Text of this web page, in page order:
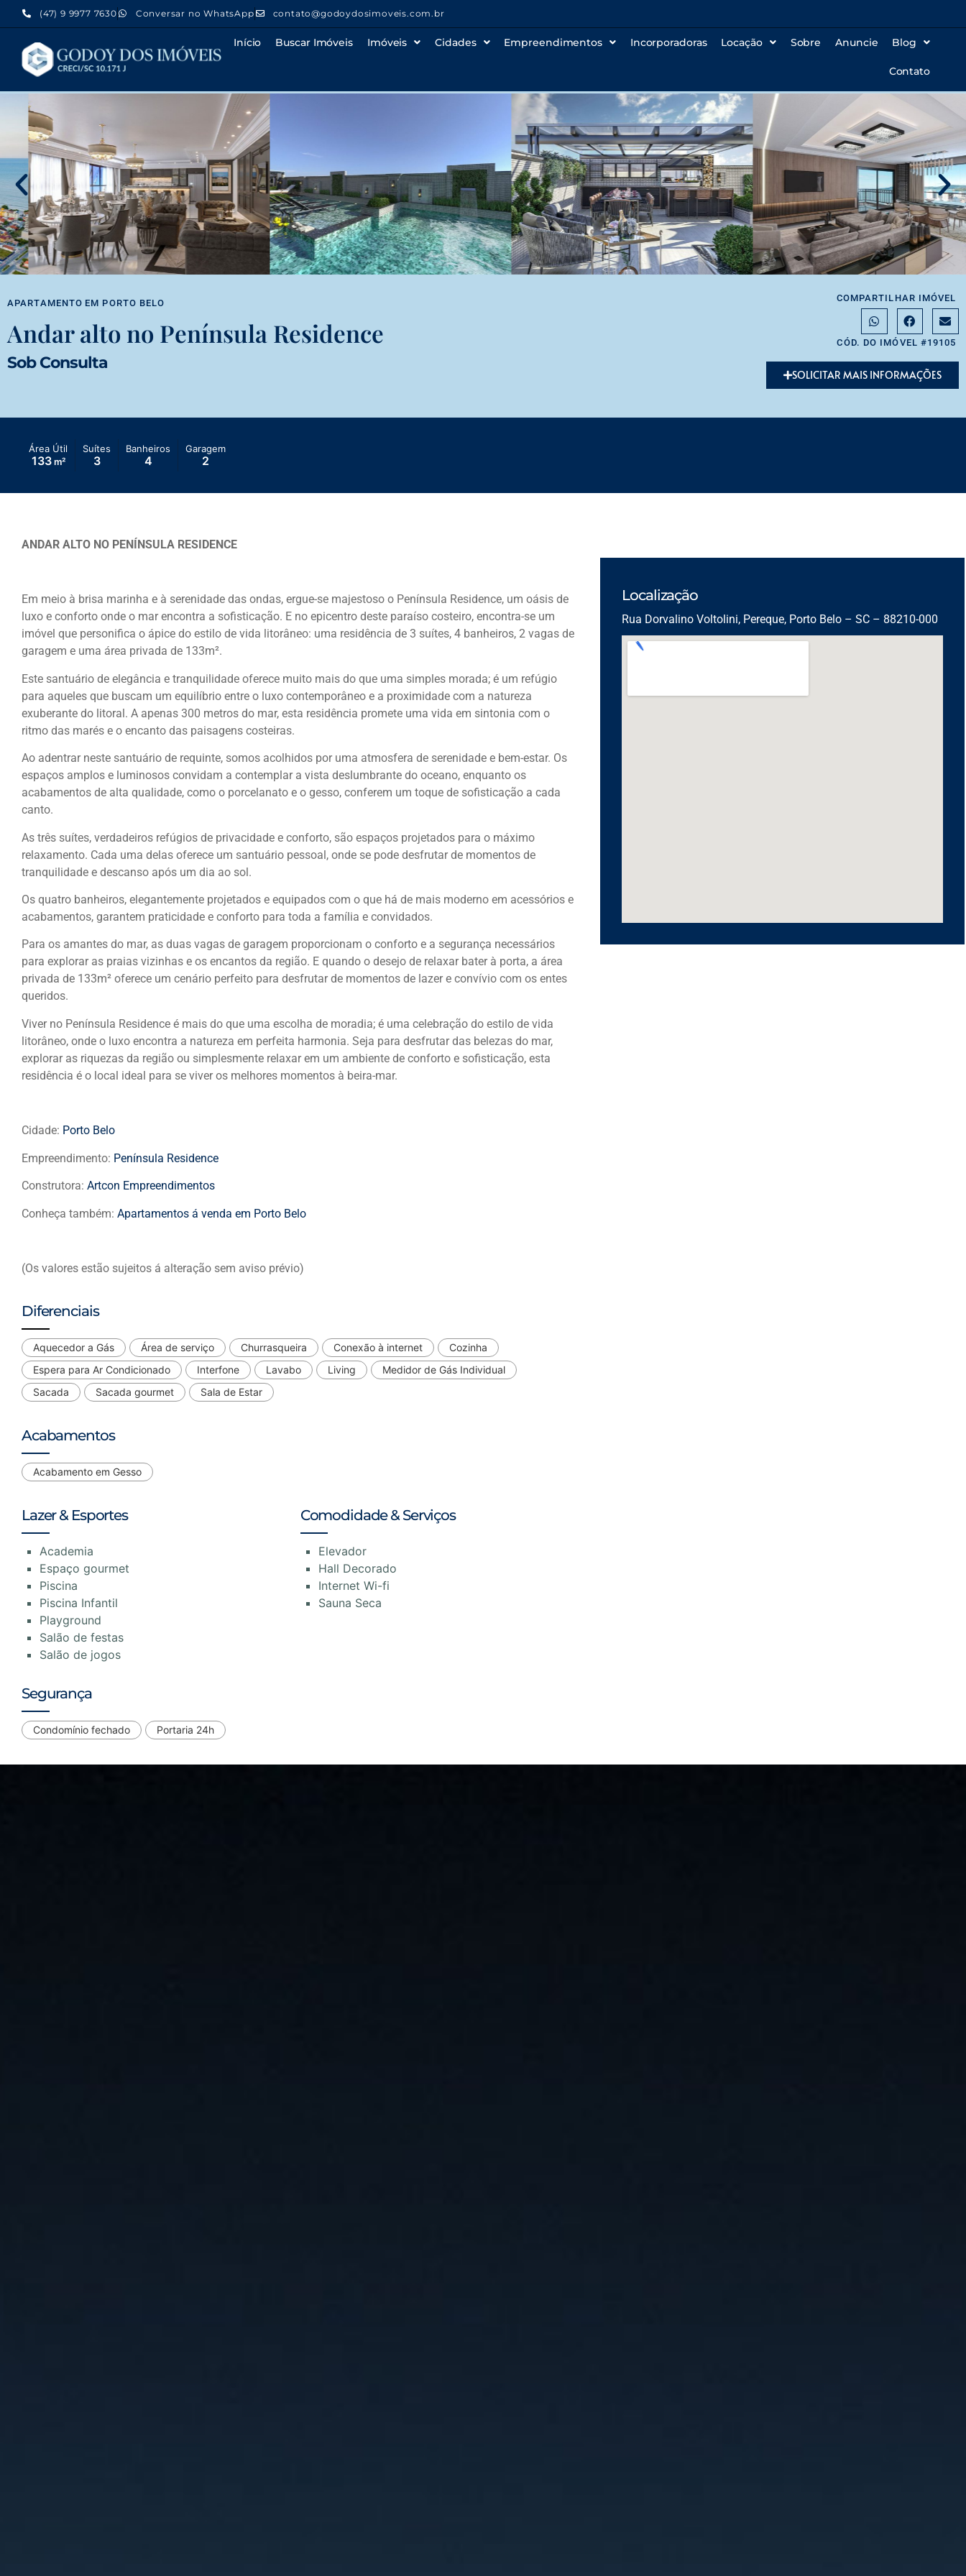
(47) 9 9977 7630 Conversar no WhatsApp contato@godoydosimoveis.com.br
Início Buscar Imóveis Imóveis Cidades Empreendimentos Incorporadoras Locação Sobre Anuncie Blog
Contato
APARTAMENTO EM PORTO BELO
Andar alto no Península Residence
Sob Consulta
COMPARTILHAR IMÓVEL
CÓD. DO IMÓVEL #19105
SOLICITAR MAIS INFORMAÇÕES
Área Útil
133m²
Suítes
3
Banheiros
4
Garagem
2
ANDAR ALTO NO PENÍNSULA RESIDENCE
Em meio à brisa marinha e à serenidade das ondas, ergue-se majestoso o Península Residence, um oásis de
luxo e conforto onde o mar encontra a sofisticação. E no epicentro deste paraíso costeiro, encontra-se um
imóvel que personifica o ápice do estilo de vida litorâneo: uma residência de 3 suítes, 4 banheiros, 2 vagas de
garagem e uma área privada de 133m².
Este santuário de elegância e tranquilidade oferece muito mais do que uma simples morada; é um refúgio
para aqueles que buscam um equilíbrio entre o luxo contemporâneo e a proximidade com a natureza
exuberante do litoral. A apenas 300 metros do mar, esta residência promete uma vida em sintonia com o
ritmo das marés e o encanto das paisagens costeiras.
Ao adentrar neste santuário de requinte, somos acolhidos por uma atmosfera de serenidade e bem-estar. Os
espaços amplos e luminosos convidam a contemplar a vista deslumbrante do oceano, enquanto os
acabamentos de alta qualidade, como o porcelanato e o gesso, conferem um toque de sofisticação a cada
canto.
As três suítes, verdadeiros refúgios de privacidade e conforto, são espaços projetados para o máximo
relaxamento. Cada uma delas oferece um santuário pessoal, onde se pode desfrutar de momentos de
tranquilidade e descanso após um dia ao sol.
Os quatro banheiros, elegantemente projetados e equipados com o que há de mais moderno em acessórios e
acabamentos, garantem praticidade e conforto para toda a família e convidados.
Para os amantes do mar, as duas vagas de garagem proporcionam o conforto e a segurança necessários
para explorar as praias vizinhas e os encantos da região. E quando o desejo de relaxar bater à porta, a área
privada de 133m² oferece um cenário perfeito para desfrutar de momentos de lazer e convívio com os entes
queridos.
Viver no Península Residence é mais do que uma escolha de moradia; é uma celebração do estilo de vida
litorâneo, onde o luxo encontra a natureza em perfeita harmonia. Seja para desfrutar das belezas do mar,
explorar as riquezas da região ou simplesmente relaxar em um ambiente de conforto e sofisticação, esta
residência é o local ideal para se viver os melhores momentos à beira-mar.
Cidade: Porto Belo
Empreendimento: Península Residence
Construtora: Artcon Empreendimentos
Conheça também: Apartamentos á venda em Porto Belo
(Os valores estão sujeitos á alteração sem aviso prévio)
Diferenciais
Aquecedor a Gás Área de serviço Churrasqueira Conexão à internet
Cozinha
Espera para Ar Condicionado
Interfone Lavabo Living
Medidor de Gás Individual
Sacada
Sacada gourmet Sala de Estar
Acabamentos
Acabamento em Gesso
Lazer & Esportes
Academia
Espaço gourmet
Piscina
Piscina Infantil
Playground
Salão de festas
Salão de jogos
Comodidade & Serviços
Elevador
Hall Decorado
Internet Wi-fi
Sauna Seca
Segurança
Condomínio fechado Portaria 24h
Localização
Rua Dorvalino Voltolini, Pereque, Porto Belo – SC – 88210-000